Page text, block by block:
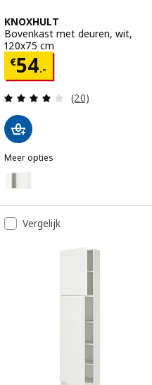
KNOXHULT
Bovenkast met deuren, wit,
120x75 cm
€54.-
Prijs € 54.-
Beoordeling: 4
(20)
Meer opties
Optie: KNOXHULT,
Vergelijk